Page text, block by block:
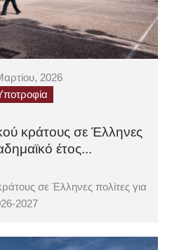
2026
κράτους σε Έλληνες
έτος...
σε Έλληνες πολίτες για
2027